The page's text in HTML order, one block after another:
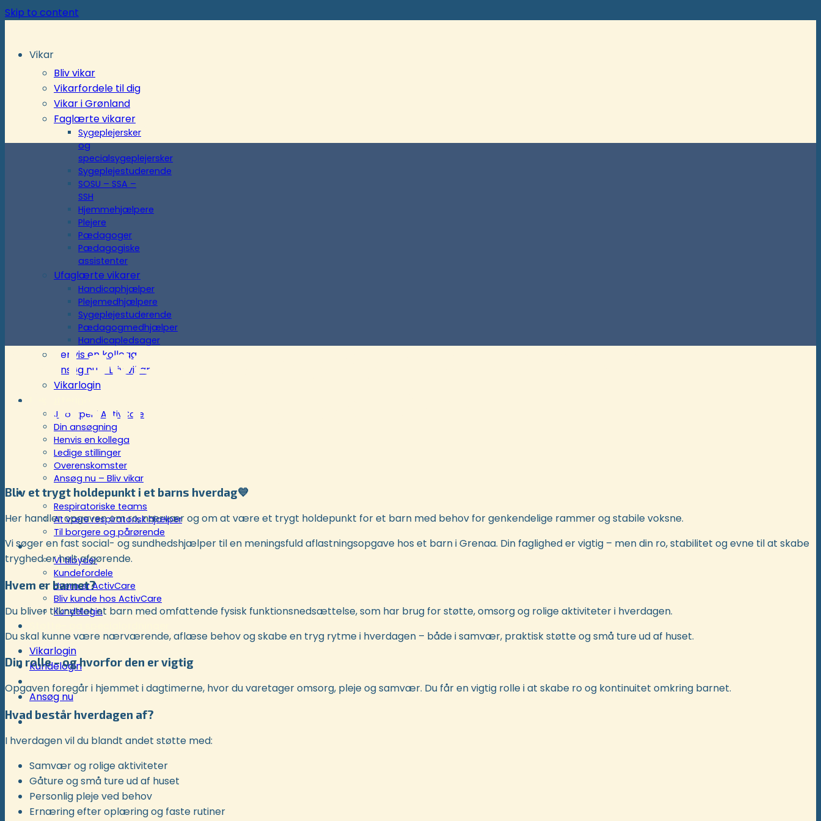
Skip to content
Vikar
Bliv vikar
Vikarfordele til dig
Vikar i Grønland
Faglærte vikarer
Sygeplejersker
og
specialsygeplejersker
Sygeplejestuderende
SOSU – SSA –
SSH
Hjemmehjælpere
Plejere
Pædagoger
Pædagogiske
assistenter
Ufaglærte vikarer
Handicaphjælper
Plejemedhjælpere
Sygeplejestuderende
Pædagogmedhjælper
Handicapledsager
Henvis en kollega
Ansøg nu – Bliv vikar
Vikarlogin
Jobtyper i ActivCare
Din ansøgning
Henvis en kollega
Ledige stillinger
Overenskomster
Ansøg nu – Bliv vikar
Respiratoriske ordninger
Respiratoriske teams
At være respiratorisk hjælper
Til borgere og pårørende
Kunder
Vi tilbyder
Kundefordele
Hvem er ActivCare
Bliv kunde hos ActivCare
Kundelogin
Vikarlogin
Kundelogin
Ansøg nu
SSH søges til tryg og nærværende
aflastningsopgave i Grenaa
Bliv et trygt holdepunkt i et barns hverdag💙
Her handler opgaven om ro, nærvær og om at være et trygt holdepunkt for et barn med behov for genkendelige rammer og stabile voksne.
Vi søger en fast social- og sundhedshjælper til en meningsfuld aflastningsopgave hos et barn i Grenaa. Din faglighed er vigtig – men din ro, stabilitet og evne til at skabe
tryghed er helt afgørende.
Hvem er barnet?
Du bliver tilknyttet et barn med omfattende fysisk funktionsnedsættelse, som har brug for støtte, omsorg og rolige aktiviteter i hverdagen.
Du skal kunne være nærværende, aflæse behov og skabe en tryg rytme i hverdagen – både i samvær, praktisk støtte og små ture ud af huset.
Din rolle – og hvorfor den er vigtig
Opgaven foregår i hjemmet i dagtimerne, hvor du varetager omsorg, pleje og samvær. Du får en vigtig rolle i at skabe ro og kontinuitet omkring barnet.
Hvad består hverdagen af?
I hverdagen vil du blandt andet støtte med:
Samvær og rolige aktiviteter
Gåture og små ture ud af huset
Personlig pleje ved behov
Ernæring efter oplæring og faste rutiner